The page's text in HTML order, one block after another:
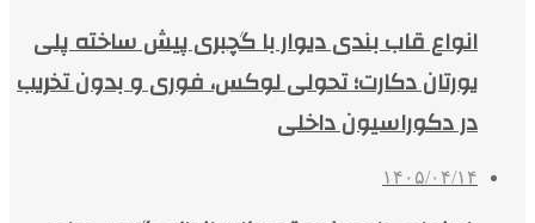
انواع قاب بندی دیوار با گچبری پیش ساخته پلی
یورتان دکارت؛ تحولی لوکس، فوری و بدون تخریب
در دکوراسیون داخلی
۱۴۰۵/۰۴/۱۴